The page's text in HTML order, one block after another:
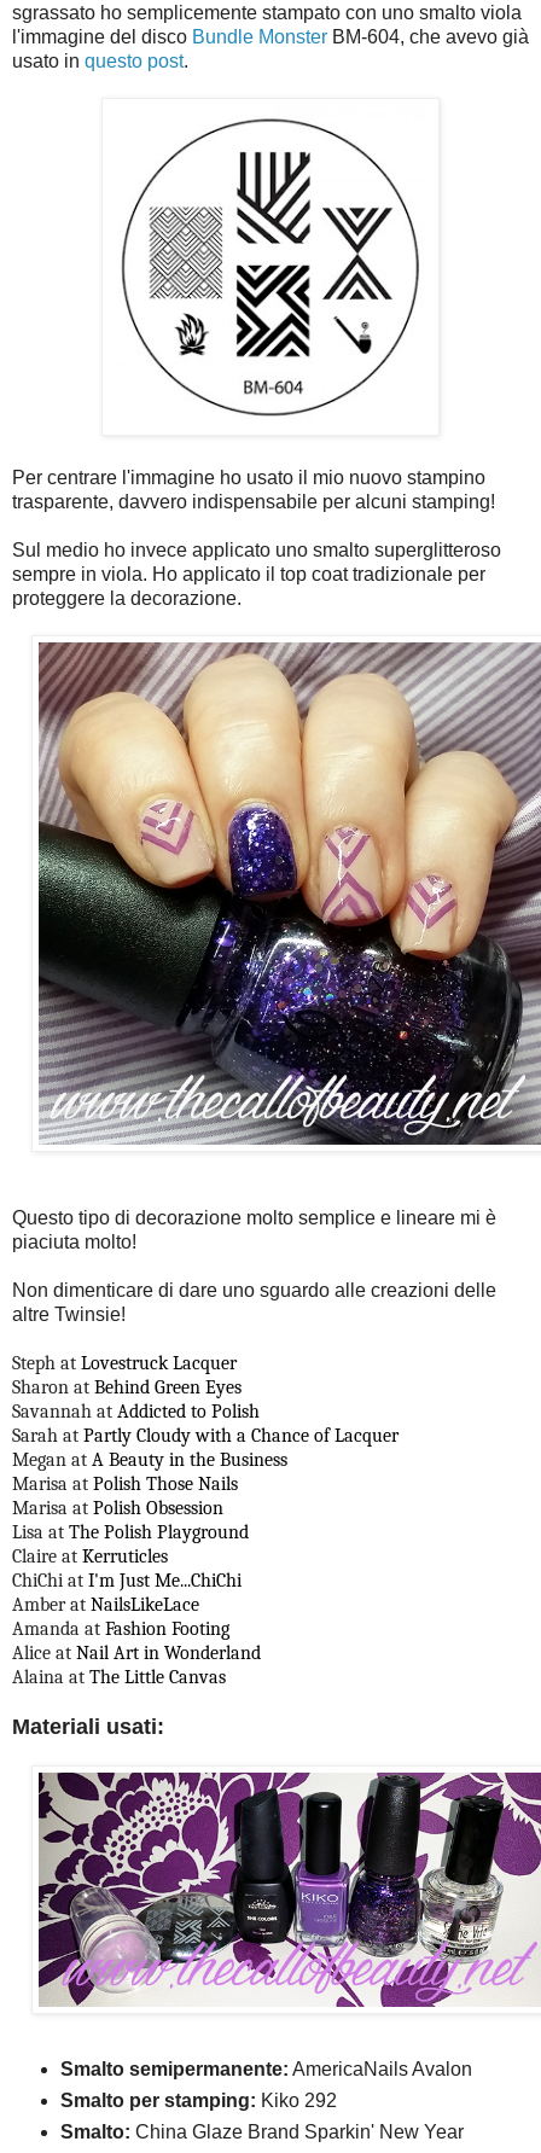
sgrassato ho semplicemente stampato con uno smalto viola
l'immagine del disco Bundle Monster BM-604, che avevo già
usato in questo post.
Per centrare l'immagine ho usato il mio nuovo stampino
trasparente, davvero indispensabile per alcuni stamping!
Sul medio ho invece applicato uno smalto superglitteroso
sempre in viola. Ho applicato il top coat tradizionale per
proteggere la decorazione.
Questo tipo di decorazione molto semplice e lineare mi è
piaciuta molto!
Non dimenticare di dare uno sguardo alle creazioni delle
altre Twinsie!
Steph at Lovestruck Lacquer
Sharon at Behind Green Eyes
Savannah at Addicted to Polish
Sarah at Partly Cloudy with a Chance of Lacquer
Megan at A Beauty in the Business
Marisa at Polish Those Nails
Marisa at Polish Obsession
Lisa at The Polish Playground
Claire at Kerruticles
ChiChi at I'm Just Me...ChiChi
Amber at NailsLikeLace
Amanda at Fashion Footing
Alice at Nail Art in Wonderland
Alaina at The Little Canvas
Materiali usati:
Smalto semipermanente: AmericaNails Avalon
Smalto per stamping: Kiko 292
Smalto: China Glaze Brand Sparkin' New Year